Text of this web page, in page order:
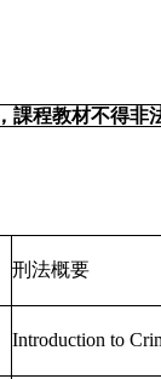
課程教材不得非
刑法概要
Introduction to